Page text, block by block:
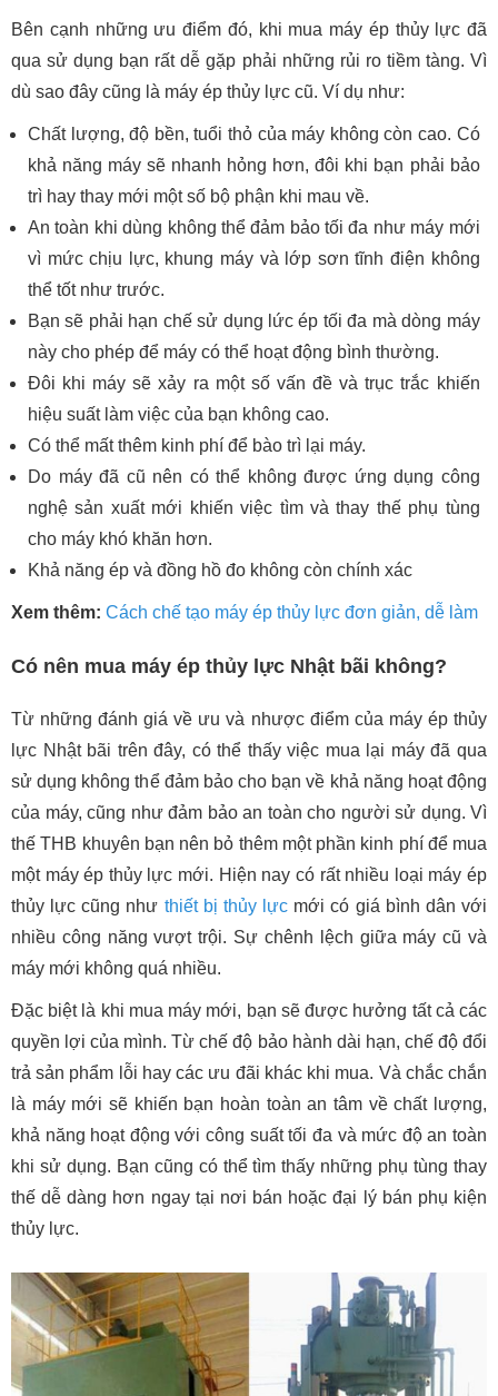
Bên cạnh những ưu điểm đó, khi mua máy ép thủy lực đã
qua sử dụng bạn rất dễ gặp phải những rủi ro tiềm tàng. Vì
dù sao đây cũng là máy ép thủy lực cũ. Ví dụ như:
Chất lượng, độ bền, tuổi thỏ của máy không còn cao. Có
khả năng máy sẽ nhanh hỏng hơn, đôi khi bạn phải bảo
trì hay thay mới một số bộ phận khi mau về.
An toàn khi dùng không thể đảm bảo tối đa như máy mới
vì mức chịu lực, khung máy và lớp sơn tĩnh điện không
thể tốt như trước.
Bạn sẽ phải hạn chế sử dụng lức ép tối đa mà dòng máy
này cho phép để máy có thể hoạt động bình thường.
Đôi khi máy sẽ xảy ra một số vấn đề và trục trắc khiến
hiệu suất làm việc của bạn không cao.
Có thể mất thêm kinh phí để bào trì lại máy.
Do máy đã cũ nên có thể không được ứng dụng công
nghệ sản xuất mới khiến việc tìm và thay thế phụ tùng
cho máy khó khăn hơn.
Khả năng ép và đồng hồ đo không còn chính xác
Xem thêm: Cách chế tạo máy ép thủy lực đơn giản, dễ làm
Có nên mua máy ép thủy lực Nhật bãi không?
Từ những đánh giá về ưu và nhược điểm của máy ép thủy
lực Nhật bãi trên đây, có thể thấy việc mua lại máy đã qua
sử dụng không thể đảm bảo cho bạn về khả năng hoạt động
của máy, cũng như đảm bảo an toàn cho người sử dụng. Vì
thế THB khuyên bạn nên bỏ thêm một phần kinh phí để mua
một máy ép thủy lực mới. Hiện nay có rất nhiều loại máy ép
thủy lực cũng như thiết bị thủy lực mới có giá bình dân với
nhiều công năng vượt trội. Sự chênh lệch giữa máy cũ và
máy mới không quá nhiều.
Đặc biệt là khi mua máy mới, bạn sẽ được hưởng tất cả các
quyền lợi của mình. Từ chế độ bảo hành dài hạn, chế độ đổi
trả sản phẩm lỗi hay các ưu đãi khác khi mua. Và chắc chắn
là máy mới sẽ khiến bạn hoàn toàn an tâm về chất lượng,
khả năng hoạt động với công suất tối đa và mức độ an toàn
khi sử dụng. Bạn cũng có thể tìm thấy những phụ tùng thay
thế dễ dàng hơn ngay tại nơi bán hoặc đại lý bán phụ kiện
thủy lực.